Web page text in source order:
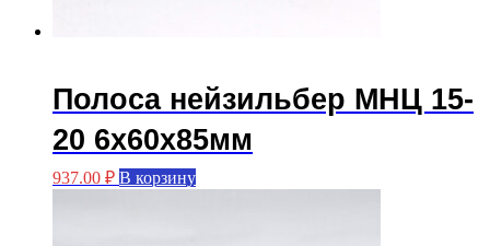
Полоса нейзильбер МНЦ 15-
20 6х60х85мм
937.00 ₽ В корзину